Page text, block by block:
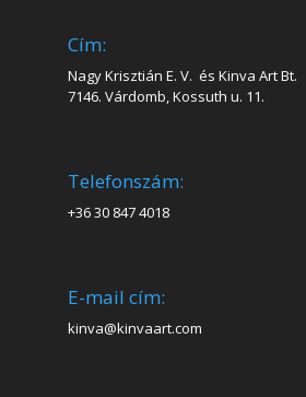
Cím:
Nagy Krisztián E. V. és Kinva Art Bt.
7146. Várdomb, Kossuth u. 11.
Telefonszám:
+36 30 847 4018
E-mail cím:
kinva@kinvaart.com